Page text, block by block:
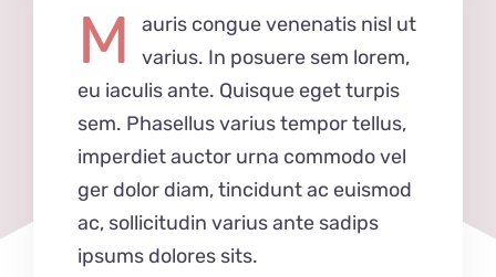
M
auris congue venenatis nisl ut
varius. In posuere sem lorem,
eu iaculis ante. Quisque eget turpis
sem. Phasellus varius tempor tellus,
imperdiet auctor urna commodo vel
ger dolor diam, tincidunt ac euismod
ac, sollicitudin varius ante sadips
ipsums dolores sits.